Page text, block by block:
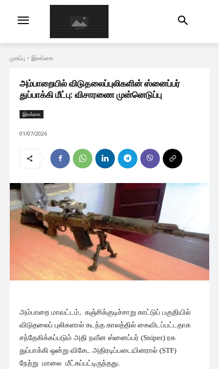
முகப்பு இலங்கை
அம்பாறையில் விடுதலைப்புலிகளின் ஸ்னைப்பர்
துப்பாக்கி மீட்பு: விசாரணை முன்னெடுப்பு
இலங்கை
01/07/2026
அம்பாறை மாவட்டம், கஞ்சிக்குடிச்சாறு காட்டுப் பகுதியில்
விடுதலைப் புலிகளால் கடந்த காலத்தில் கைவிடப்பட்டதாக
சந்தேகிக்கப்படும் அதி நவீன ஸ்னைப்பர் (Sniper) ரக
துப்பாக்கி ஒன்று விசேட அதிரடிப்படையினரால் (STF)
நேற்று மாலை மீட்கப்பட்டிருந்தது.